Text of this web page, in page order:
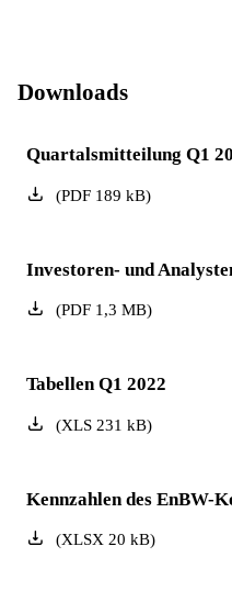
Downloads
Quartalsmitteilung Q1
(PDF189 kB)
Investoren- und
(PDF1,3 MB)
Tabellen Q1 2022
(XLS231 kB)
Kennzahlen des EnBW-
(XLSX 20 kB)